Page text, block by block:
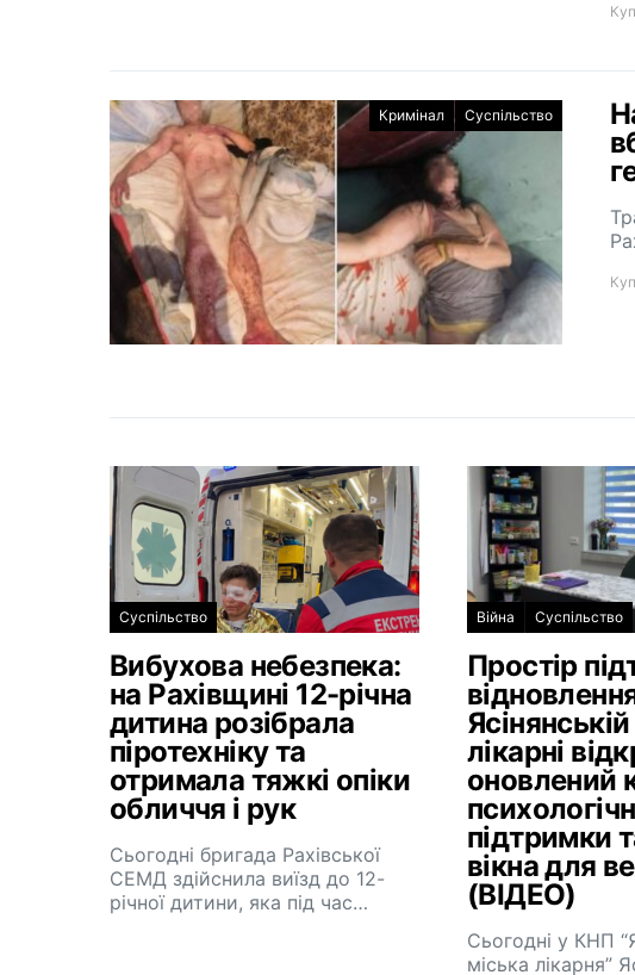
Кримінал Суспільство
Суспільство
Вибухова небезпека:
на Рахівщині 12-річна
дитина розібрала
піротехніку та
отримала тяжкі опіки
обличчя і рук
Сьогодні бригада Рахівської
СЕМД здійснила виїзд до 12-
річної дитини, яка під час…
Війна Суспільство
Простір
лікарні
оновлений
підтримки
вікна для
(ВІДЕО)
Сьогодні у КНП
міська лікарня”